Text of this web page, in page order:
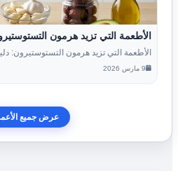
الأطعمة التي تزيد هرمون التستوستيرون
الأطعمة التي تزيد هرمون التستوستيرون: دليلك...
عرض جميع الأعمال